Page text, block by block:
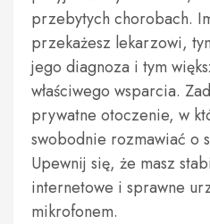
przebytych chorobach.
przekażesz lekarzowi,
jego diagnoza i tym
właściwego wsparcia.
prywatne otoczenie, w
swobodnie rozmawiać o
Upewnij się, że masz
internetowe i sprawne
mikrofonem.